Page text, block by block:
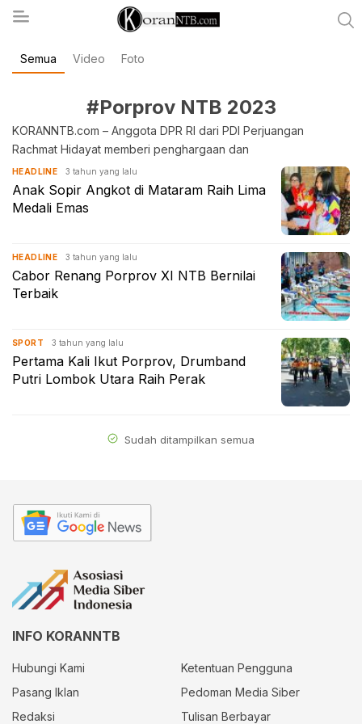
koranntb.com
Semua Video Foto
#Porprov NTB 2023
KORANNTB.com – Anggota DPR RI dari PDI Perjuangan
Rachmat Hidayat memberi penghargaan dan
HEADLINE 3 tahun yang lalu
Anak Sopir Angkot di Mataram Raih Lima
Medali Emas
HEADLINE 3 tahun yang lalu
Cabor Renang Porprov XI NTB Bernilai
Terbaik
SPORT 3 tahun yang lalu
Pertama Kali Ikut Porprov, Drumband
Putri Lombok Utara Raih Perak
Sudah ditampilkan semua
INFO KORANNTB
Hubungi Kami
Ketentuan Pengguna
Pasang Iklan
Pedoman Media Siber
Redaksi
Tulisan Berbayar